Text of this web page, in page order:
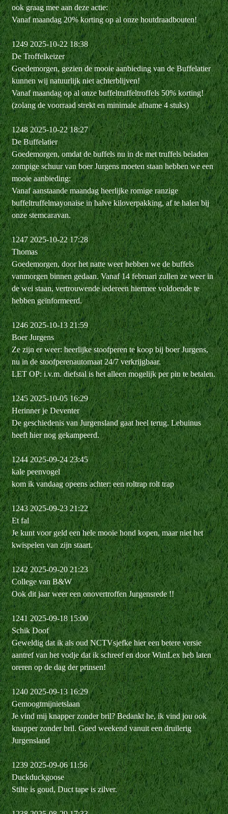
ook graag mee aan deze actie:
Vanaf maandag 20% korting op al onze houtdraadbouten!
1249 2025-10-22 18:38
De Troffelkeizer
Goedemorgen, gezien de mooie aanbieding van de Buffelatier
kunnen wij natuurlijk niet achterblijven!
Vanaf maandag op al onze buffeltruffeltroffels 50% korting!
(zolang de voorraad strekt en minimale afname 4 stuks)
1248 2025-10-22 18:27
De Buffelatier
Goedemorgen, omdat de buffels nu in de met truffels beladen
zompige schuur van boer Jurgens moeten staan hebben we een
mooie aanbieding:
Vanaf aanstaande maandag heerlijke romige ranzige
buffeltruffelmayonaise in halve kiloverpakking, af te halen bij
onze stemcaravan.
1247 2025-10-22 17:28
Thomas
Goedemorgen, door het natte weer hebben we de buffels
vanmorgen binnen gedaan. Vanaf 14 februari zullen ze weer in
de wei staan, vertrouwende iedereen hiermee voldoende te
hebben geïnformeerd.
1246 2025-10-13 21:59
Boer Jurgens
Ze zijn er weer: heerlijke stoofperen te koop bij boer Jurgens,
nu in de stoofperenautomaat 24/7 verkrijgbaar.
LET OP: i.v.m. diefstal is het alleen mogelijk per pin te betalen.
1245 2025-10-05 16:29
Herinner je Deventer
De geschiedenis van Jurgensland gaat heel terug. Lebuinus
heeft hier nog gekampeerd.
1244 2025-09-24 23:45
kale peenvogel
kom ik vandaag opeens achter: een roltrap rolt trap
1243 2025-09-23 21:22
Et fal
Je kunt voor geld een hele mooie hond kopen, maar niet het
kwispelen van zijn staart.
1242 2025-09-20 21:23
College van B&W
Ook dit jaar weer een onovertroffen Jurgensrede !!
1241 2025-09-18 15:00
Schik Doof
Geweldig dat ik als oud NCTVsjefke hier een betere versie
aantref van het vodje dat ik schreef en door WimLex heb laten
oreren op de dag der prinsen!
1240 2025-09-13 16:29
Gemoogtmijnietslaan
Je vind mij knapper zonder bril? Bedankt he, ik vind jou ook
knapper zonder bril. Goed weekend vanuit een druilerig
Jurgensland
1239 2025-09-06 11:56
Duckduckgoose
Stilte is goud, Duct tape is zilver.